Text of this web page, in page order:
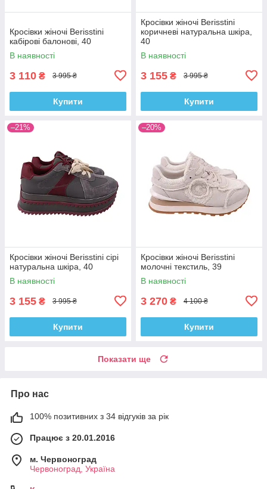
Кросівки жіночі Berisstini
кабірові балонові, 40
В наявності
3 110 ₴ 3 995 ₴
Купити
Кросівки жіночі Berisstini
коричневі натуральна шкіра,
40
В наявності
3 155 ₴ 3 995 ₴
Купити
–21%
Кросівки жіночі Berisstini сірі
натуральна шкіра, 40
В наявності
3 155 ₴ 3 995 ₴
Купити
–20%
Кросівки жіночі Berisstini
молочні текстиль, 39
В наявності
3 270 ₴ 4 100 ₴
Купити
Показати ще
Про нас
100% позитивних з 34 відгуків за рік
Працює з 20.01.2016
м. Червоноград
Червоноград, Україна